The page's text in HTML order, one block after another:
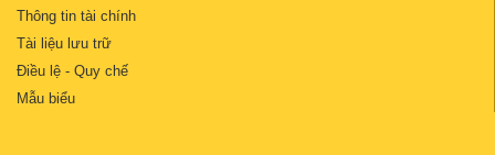
Thông tin tài chính
Tài liệu lưu trữ
Điều lệ - Quy chế
Mẫu biểu